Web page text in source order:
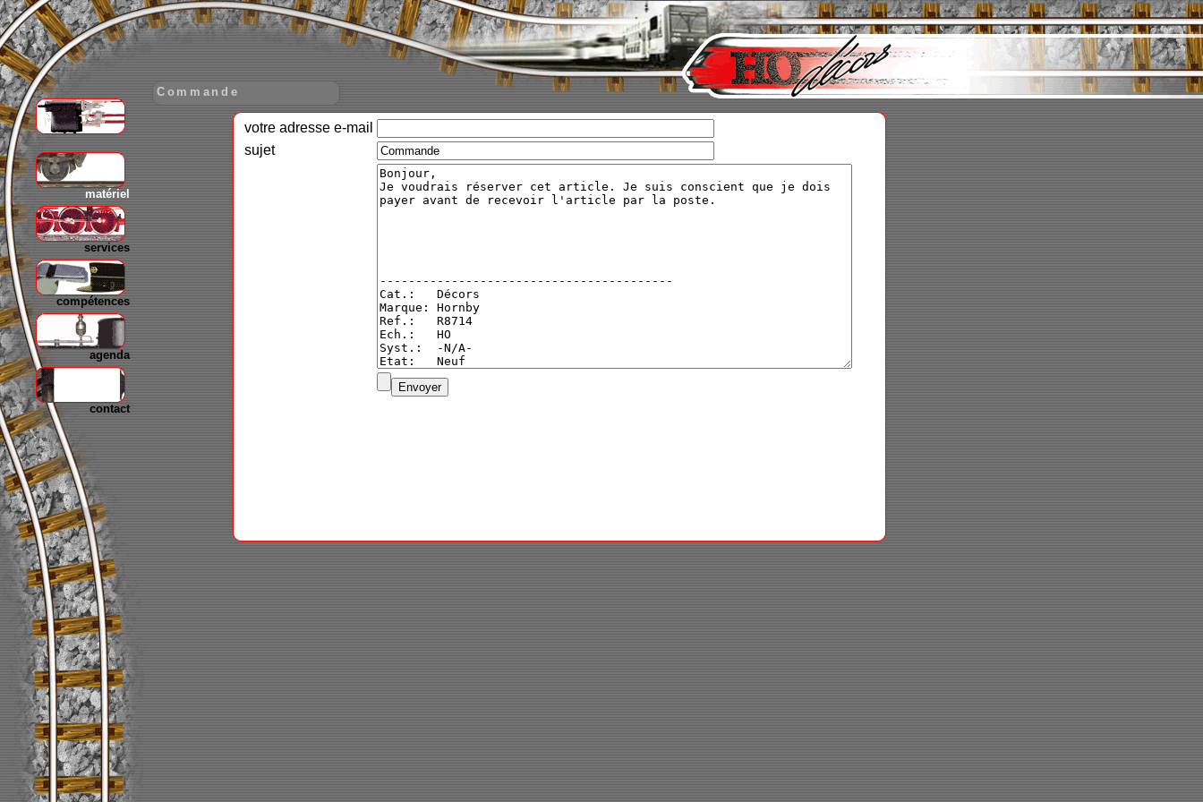
matériel
services
compétences
agenda
contact
Commande
votre adresse e-mail
sujet